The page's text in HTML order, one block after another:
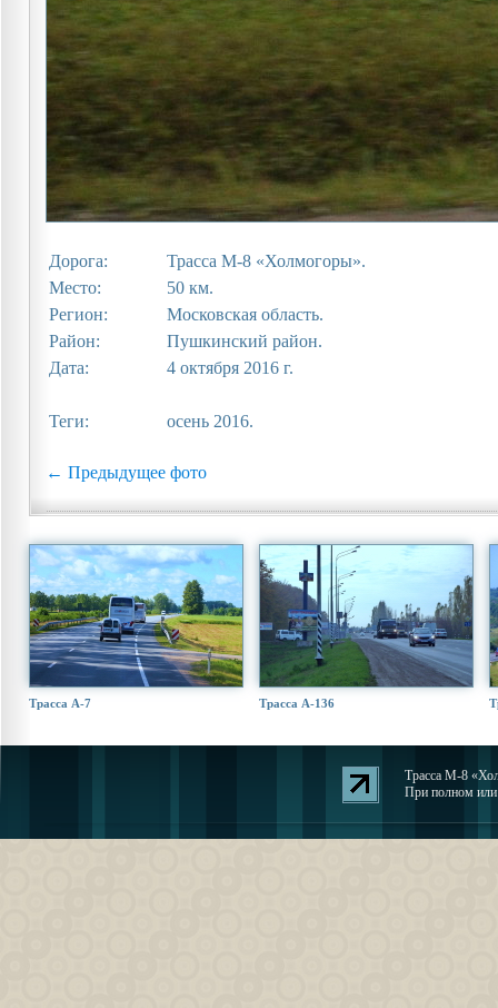
Дорога:
Трасса М-8 «Холмогоры».
Место:
50 км.
Регион:
Московская область.
Район:
Пушкинский район.
Дата:
4 октября 2016 г.
Теги: осень 2016.
← Предыдущее фото
Трасса А-7 Трасса А-136
Трасса М-8
При полном или